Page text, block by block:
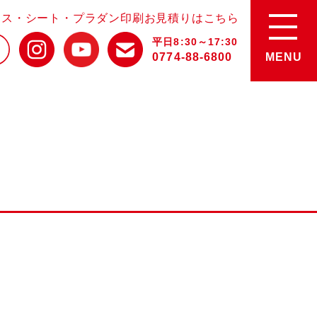
・シート・プラダン印刷お見積りはこちら
平日8:30～17:30
0774-88-6800 MENU